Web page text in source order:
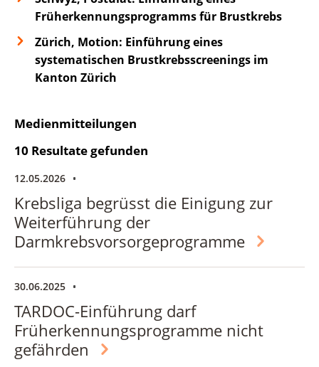
Früherkennungsprogramms für Brustkrebs
Zürich, Motion: Einführung eines
systematischen Brustkrebsscreenings im
Kanton Zürich
Medienmitteilungen
10 Resultate gefunden
12.05.2026
Krebsliga begrüsst die Einigung zur
Weiterführung der
Darmkrebsvorsorgeprogramme
30.06.2025
TARDOC-Einführung darf
Früherkennungsprogramme nicht
gefährden